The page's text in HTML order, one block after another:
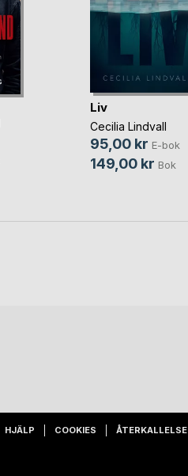
Liv
Cecilia Lindvall
95,00 kr E-bok
149,00 kr Bok
HJÄLP COOKIES ÅTERKALLELSE